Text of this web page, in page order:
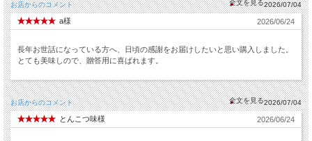
お店からのコメント 2026/07/04
a様 2026/06/24
長年お世話になっている方へ、日頃の感謝をお届けしたいと思い購入しました。
とても美味しので、贈答用に喜ばれます。
お店からのコメント 2026/07/04
とんこつ味様 2026/06/24